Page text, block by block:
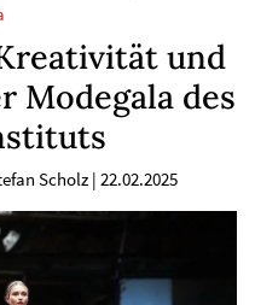
und
Modegala des
Scholz | 22.02.2025